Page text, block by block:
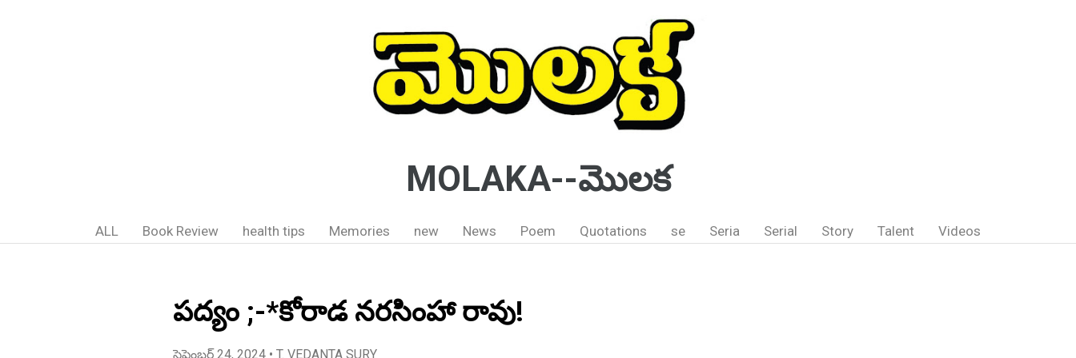
MOLAKA--మొలక
ALL Book Review health tips Memories new News Poem Quotations se Seria Serial Story Talent Videos
పద్యం ;-*కోరాడ నరసింహా రావు!
సెప్టెంబర్ 24, 2024 • T. VEDANTA SURY